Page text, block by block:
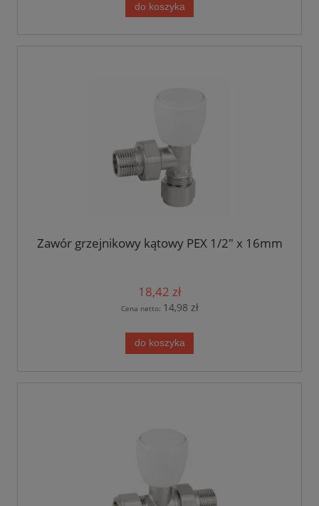
do koszyka
Zawór grzejnikowy kątowy PEX 1/2" x 16mm
18,42 zł
Cena netto: 14,98 zł
do koszyka